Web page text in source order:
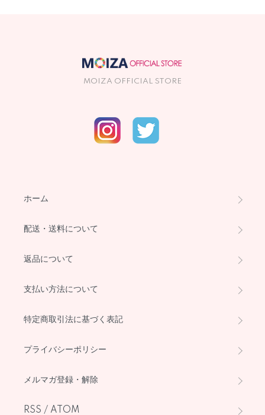
MOIZA OFFICIAL STORE
ホーム
配送・送料について
返品について
支払い方法について
特定商取引法に基づく表記
プライバシーポリシー
メルマガ登録・解除
RSS / ATOM